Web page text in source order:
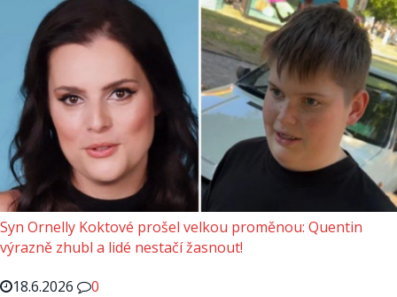
Syn Ornelly Koktové prošel velkou proměnou: Quentin
výrazně zhubl a lidé nestačí žasnout!
18.6.2026
0